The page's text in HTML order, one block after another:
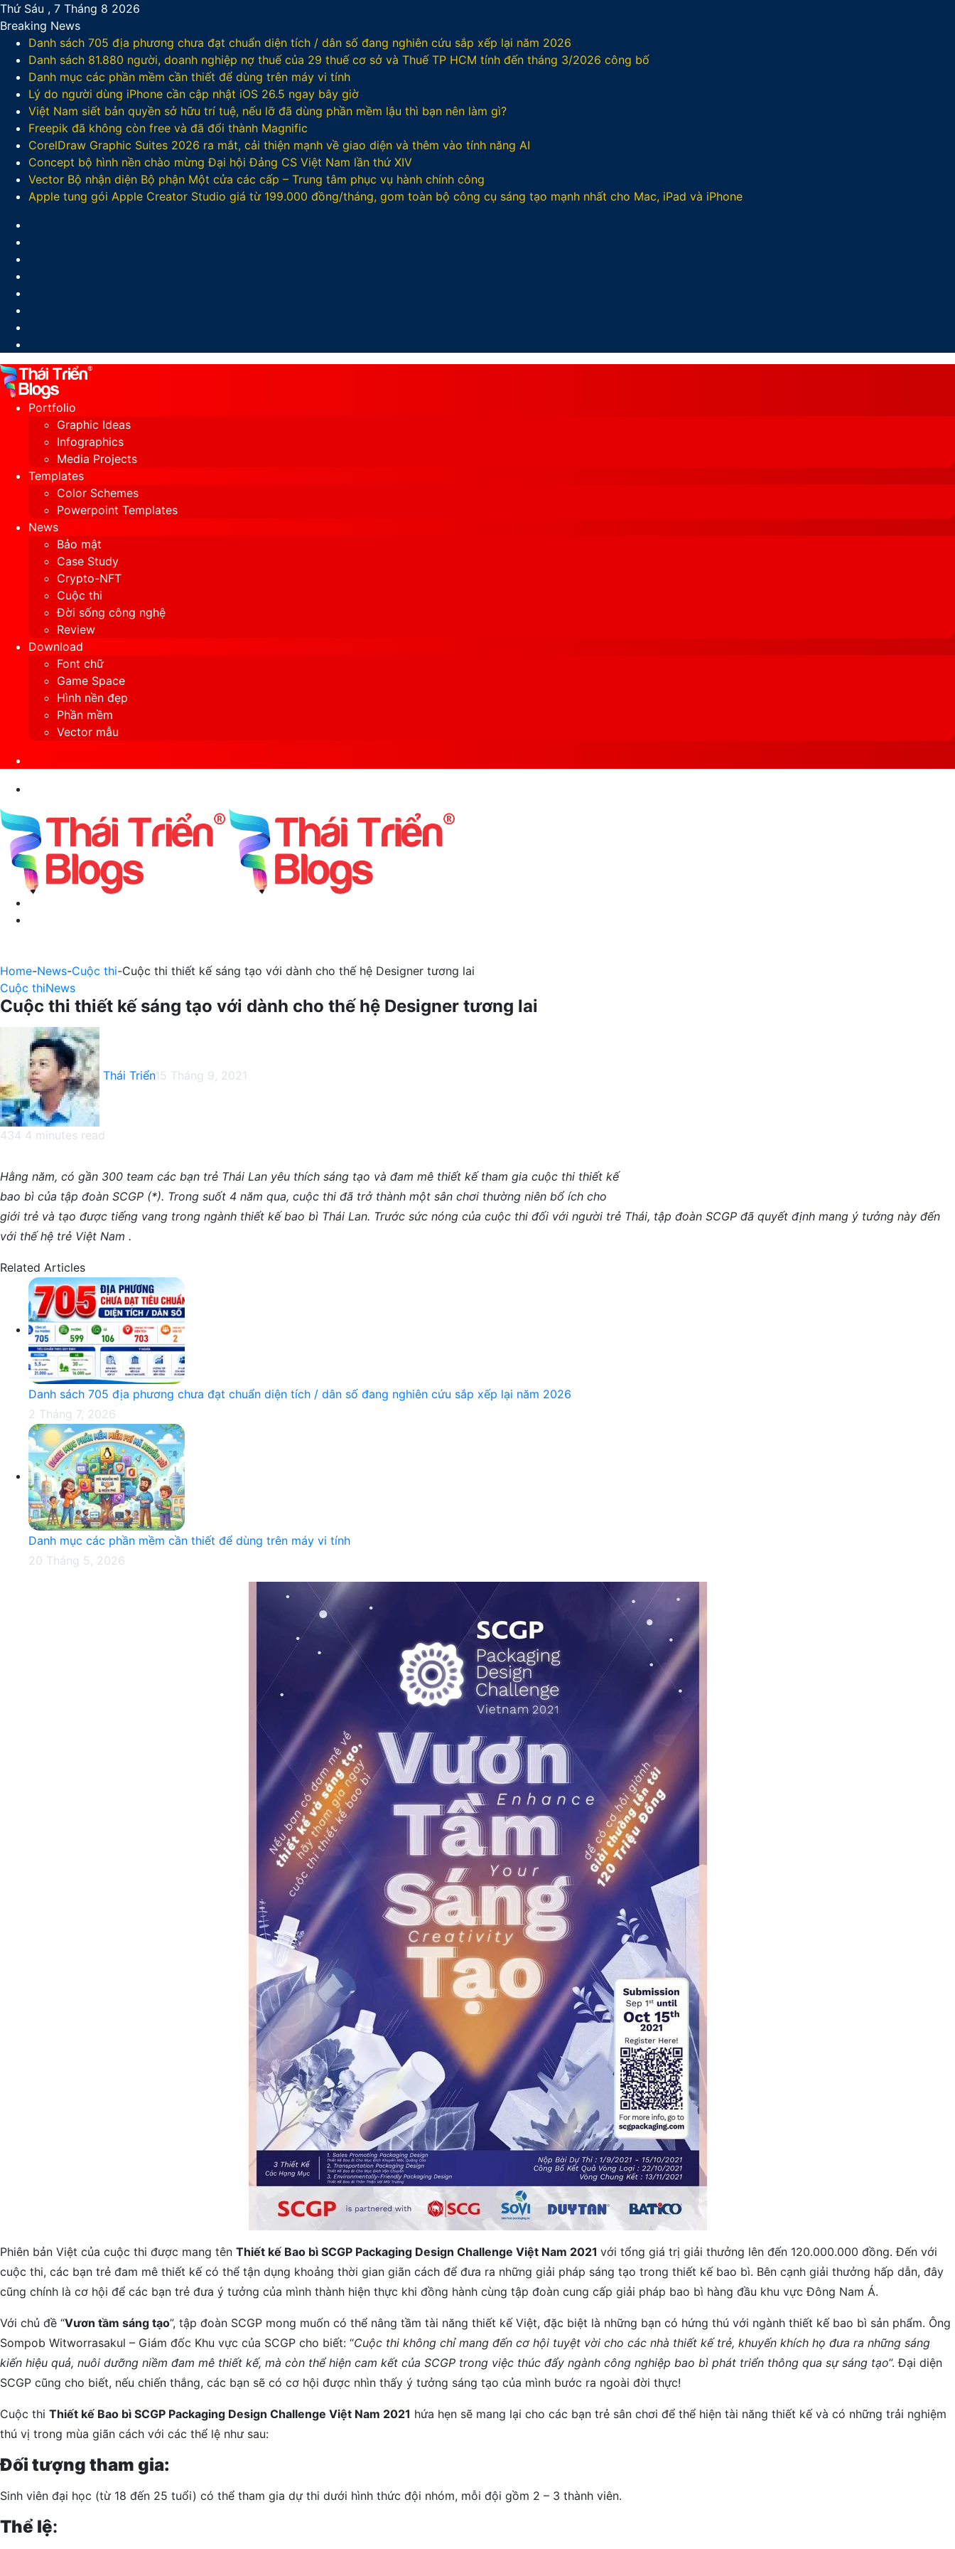
Thứ Sáu , 7 Tháng 8 2026
Breaking News
Danh sách 705 địa phương chưa đạt chuẩn diện tích / dân số đang nghiên cứu sắp xếp lại năm 2026
Danh sách 81.880‬ người, doanh nghiệp nợ thuế của 29 thuế cơ sở và Thuế TP HCM tính đến tháng 3/2026 công bố
Danh mục các phần mềm cần thiết để dùng trên máy vi tính
Lý do người dùng iPhone cần cập nhật iOS 26.5 ngay bây giờ
Việt Nam siết bản quyền sở hữu trí tuệ, nếu lỡ đã dùng phần mềm lậu thì bạn nên làm gì?
Freepik đã không còn free và đã đổi thành Magnific
CorelDraw Graphic Suites 2026 ra mắt, cải thiện mạnh về giao diện và thêm vào tính năng AI
Concept bộ hình nền chào mừng Đại hội Đảng CS Việt Nam lần thứ XIV
Vector Bộ nhận diện Bộ phận Một cửa các cấp – Trung tâm phục vụ hành chính công
Apple tung gói Apple Creator Studio giá từ 199.000 đồng/tháng, gom toàn bộ công cụ sáng tạo mạnh nhất cho Mac, iPad và iPhone
Portfolio
Graphic Ideas
Infographics
Media Projects
Templates
Color Schemes
Powerpoint Templates
News
Bảo mật
Case Study
Crypto-NFT
Cuộc thi
Đời sống công nghệ
Review
Download
Font chữ
Game Space
Hình nền đẹp
Phần mềm
Vector mẫu
Home-News-Cuộc thi-Cuộc thi thiết kế sáng tạo với dành cho thế hệ Designer tương lai
Cuộc thiNews
Cuộc thi thiết kế sáng tạo với dành cho thế hệ Designer tương lai
Thái Triển15 Tháng 9, 2021
434 4 minutes read
via
Email
Hằng năm, có gần 300 team các bạn trẻ Thái Lan yêu thích sáng tạo và đam mê thiết kế tham gia cuộc thi thiết kế
bao bì của tập đoàn SCGP (*). Trong suốt 4 năm qua, cuộc thi đã trở thành một sân chơi thường niên bổ ích cho
giới trẻ và tạo được tiếng vang trong ngành thiết kế bao bì Thái Lan. Trước sức nóng của cuộc thi đối với người trẻ Thái, tập đoàn SCGP đã quyết định mang ý tưởng này đến
với thế hệ trẻ Việt Nam .
Related Articles
Danh sách 705 địa phương chưa đạt chuẩn diện tích / dân số đang nghiên cứu sắp xếp lại năm 2026
2 Tháng 7, 2026
Danh mục các phần mềm cần thiết để dùng trên máy vi tính
20 Tháng 5, 2026
Phiên bản Việt của cuộc thi được mang tên Thiết kế Bao bì SCGP Packaging Design Challenge Việt Nam 2021 với tổng giá trị giải thưởng lên đến 120.000.000 đồng. Đến với
cuộc thi, các bạn trẻ đam mê thiết kế có thể tận dụng khoảng thời gian giãn cách để đưa ra những giải pháp sáng tạo trong thiết kế bao bì. Bên cạnh giải thưởng hấp dẫn, đây
cũng chính là cơ hội để các bạn trẻ đưa ý tưởng của mình thành hiện thực khi đồng hành cùng tập đoàn cung cấp giải pháp bao bì hàng đầu khu vực Đông Nam Á.
Với chủ đề “Vươn tầm sáng tạo”, tập đoàn SCGP mong muốn có thể nâng tầm tài năng thiết kế Việt, đặc biệt là những bạn có hứng thú với ngành thiết kế bao bì sản phẩm. Ông
Sompob Witworrasakul – Giám đốc Khu vực của SCGP cho biết: “Cuộc thi không chỉ mang đến cơ hội tuyệt vời cho các nhà thiết kế trẻ, khuyến khích họ đưa ra những sáng
kiến hiệu quả, nuôi dưỡng niềm đam mê thiết kế, mà còn thể hiện cam kết của SCGP trong việc thúc đẩy ngành công nghiệp bao bì phát triển thông qua sự sáng tạo”. Đại diện
SCGP cũng cho biết, nếu chiến thắng, các bạn sẽ có cơ hội được nhìn thấy ý tưởng sáng tạo của mình bước ra ngoài đời thực!
Cuộc thi Thiết kế Bao bì SCGP Packaging Design Challenge Việt Nam 2021 hứa hẹn sẽ mang lại cho các bạn trẻ sân chơi để thể hiện tài năng thiết kế và có những trải nghiệm
thú vị trong mùa giãn cách với các thể lệ như sau:
Đối tượng tham gia:
Sinh viên đại học (từ 18 đến 25 tuổi) có thể tham gia dự thi dưới hình thức đội nhóm, mỗi đội gồm 2 – 3 thành viên.
Thể lệ: